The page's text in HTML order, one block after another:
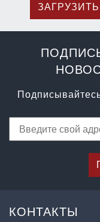
ЗАГРУЗИТЬ
КОНТАКТЫ